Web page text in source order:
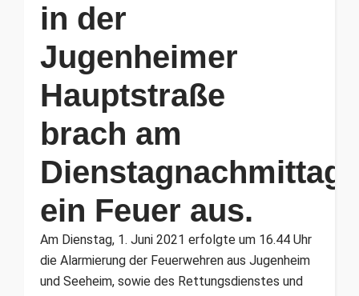
in der
Jugenheimer
Hauptstraße
brach am
Dienstagnachmittag
ein Feuer aus.
Am Dienstag, 1. Juni 2021 erfolgte um 16.44 Uhr
die Alarmierung der Feuerwehren aus Jugenheim
und Seeheim, sowie des Rettungsdienstes und